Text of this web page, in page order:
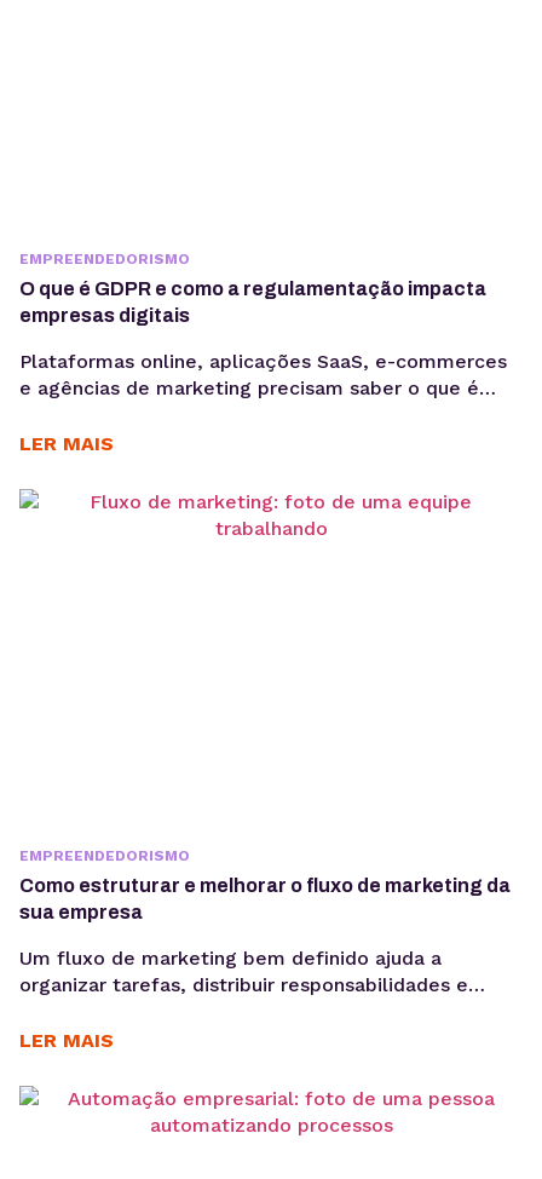
EMPREENDEDORISMO
O que é GDPR e como a regulamentação impacta
empresas digitais
Plataformas online, aplicações SaaS, e-commerces
e agências de marketing precisam saber o que é
sensíveis, o que aumenta a exposição a riscos
uma questão jurídica, mas uma camada crítica de
arquitetura, governança e gestão de risco. Em
LER MAIS
EMPREENDEDORISMO
Como estruturar e melhorar o fluxo de marketing da
sua empresa
Um fluxo de marketing bem definido ajuda a
organizar tarefas, distribuir responsabilidades e
consistente. E o uso de ferramentas como um
ao centralizar processos de planejamento,
aprovação e publicação. Para ter bons resultados
LER MAIS